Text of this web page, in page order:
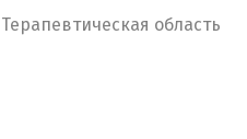
Терапевтическая область